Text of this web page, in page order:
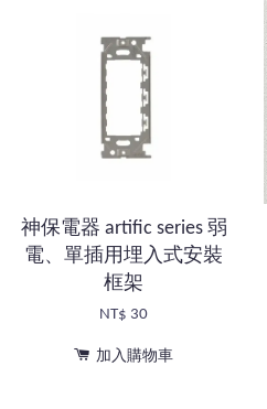
神保電器 artific series 弱
電、單插用埋入式安裝
框架
NT$ 30
加入購物車